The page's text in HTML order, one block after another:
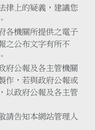
律上的疑義，建議您
各機關所提供之電子
之公布文字有所不
府公報及各主管機關
作，若與政府公報或
以政府公報及各主管
請告知本網站管理人